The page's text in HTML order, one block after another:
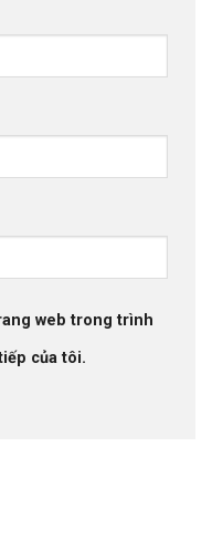
web trong trình
của tôi.